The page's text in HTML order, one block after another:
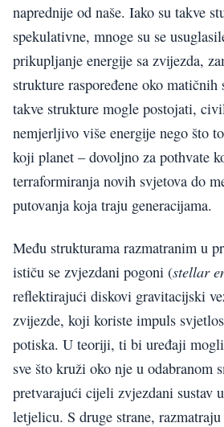
naprednije od naše. Iako su takve
spekulativne, mnoge su se
prikupljanje energije sa zvijezda,
strukture raspoređene oko matičnih
takve strukture mogle postojati,
nemjerljivo više energije nego što
koji planet – dovoljno za pothvate
terraformiranja novih svjetova do
putovanja koja traju generacijama.
Među strukturama razmatranim u
ističu se zvjezdani pogoni (stellar
reflektirajući diskovi gravitacijski
zvijezde, koji koriste impuls
potiska. U teoriji, ti bi uređaji
sve što kruži oko nje u odabranom
pretvarajući cijeli zvjezdani sustav
letjelicu. S druge strane,